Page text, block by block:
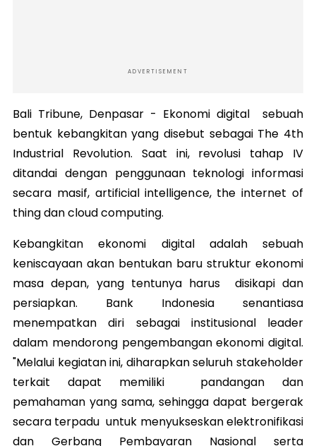
ADVERTISEMENT
Bali Tribune, Denpasar - Ekonomi digital sebuah
bentuk kebangkitan yang disebut sebagai The 4th
Industrial Revolution. Saat ini, revolusi tahap IV
ditandai dengan penggunaan teknologi informasi
secara masif, artificial intelligence, the internet of
thing dan cloud computing.
Kebangkitan ekonomi digital adalah sebuah
keniscayaan akan bentukan baru struktur ekonomi
masa depan, yang tentunya harus disikapi dan
persiapkan. Bank Indonesia senantiasa
menempatkan diri sebagai institusional leader
dalam mendorong pengembangan ekonomi digital.
"Melalui kegiatan ini, diharapkan seluruh stakeholder
terkait dapat memiliki pandangan dan
pemahaman yang sama, sehingga dapat bergerak
secara terpadu untuk menyukseskan elektronifikasi
dan Gerbang Pembayaran Nasional serta